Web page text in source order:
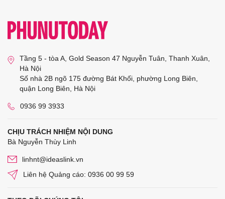
Tầng 5 - tòa A, Gold Season 47 Nguyễn Tuân, Thanh Xuân,
Hà Nội
Số nhà 2B ngõ 175 đường Bát Khối, phường Long Biên,
quận Long Biên, Hà Nội
0936 99 3933
CHỊU TRÁCH NHIỆM NỘI DUNG
Bà Nguyễn Thùy Linh
linhnt@ideaslink.vn
Liên hệ Quảng cáo: 0936 00 99 59